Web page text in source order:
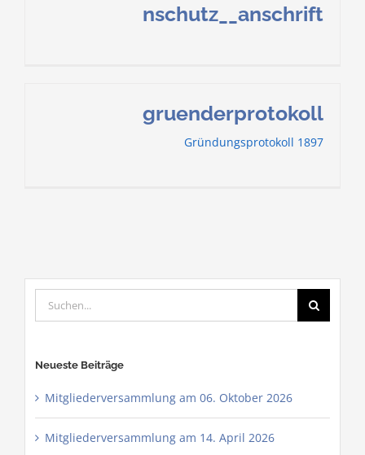
nschutz__anschrift
gruenderprotokoll
Gründungsprotokoll 1897
Suche
nach:
Neueste Beiträge
Mitgliederversammlung am 06. Oktober 2026
Mitgliederversammlung am 14. April 2026